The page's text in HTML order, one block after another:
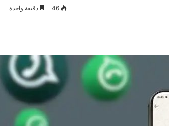
46 دقيقة واحدة